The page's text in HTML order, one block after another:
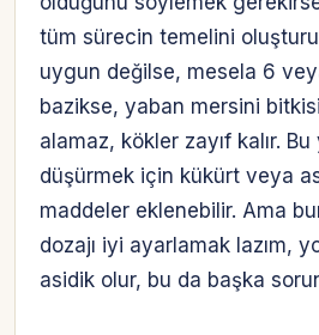
tüm sürecin temelini
uygun değilse, mesela 6
bazikse, yaban mersini
alamaz, kökler zayıf kalır. Bu
düşürmek için kükürt veya
maddeler eklenebilir. Ama
dozajı iyi ayarlamak lazım,
asidik olur, bu da başka